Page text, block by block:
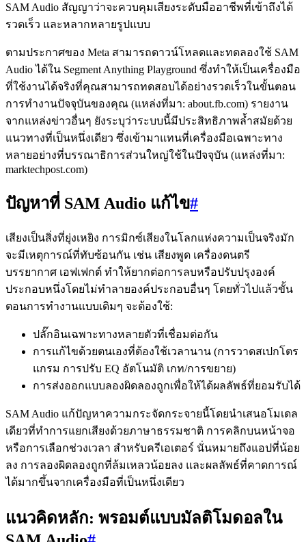
SAM Audio สัญญาว่าจะควบคุมเสียงระดับมืออาชีพที่เข้าถึงได้
รวดเร็ว และหลากหลายรูปแบบ
ตามประกาศของ Meta สามารถดาวน์โหลดและทดลองใช้ SAM
Audio ได้ใน Segment Anything Playground ซึ่งทำให้เป็นเครื่องมือ
ที่ใช้งานได้จริงที่คุณสามารถทดสอบได้อย่างรวดเร็วในขั้นตอน
การทำงานปัจจุบันของคุณ (แหล่งที่มา: about.fb.com) รายงาน
จากแหล่งข่าวอื่นๆ ยังระบุว่าระบบนี้มีประสิทธิภาพล้ำสมัยด้วย
แนวทางที่เป็นหนึ่งเดียว ซึ่งเข้ามาแทนที่เครื่องมือเฉพาะทาง
หลายอย่างที่บรรณาธิการส่วนใหญ่ใช้ในปัจจุบัน (แหล่งที่มา:
marktechpost.com)
ปัญหาที่ SAM Audio แก้ไข#
เสียงเป็นสิ่งที่ยุ่งเหยิง การมิกซ์เสียงในโลกแห่งความเป็นจริงมัก
จะมีเหตุการณ์ที่ทับซ้อนกัน เช่น เสียงพูด เครื่องดนตรี
บรรยากาศ เอฟเฟกต์ ทำให้ยากต่อการลบหรือปรับปรุงองค์
ประกอบหนึ่งโดยไม่ทำลายองค์ประกอบอื่นๆ โดยทั่วไปแล้วขั้น
ตอนการทำงานแบบเดิมๆ จะต้องใช้:
ปลั๊กอินเฉพาะทางหลายตัวที่เชื่อมต่อกัน
การแก้ไขด้วยตนเองที่ต้องใช้เวลานาน (การวาดสเปกโตร
แกรม การปรับ EQ อัตโนมัติ เกท/การขยาย)
การส่งออกแบบลองผิดลองถูกเพื่อให้ได้ผลลัพธ์ที่ยอมรับได้
SAM Audio แก้ปัญหาความกระจัดกระจายนี้โดยนำเสนอโมเดล
เดียวที่ทำการแยกเสียงด้วยภาษาธรรมชาติ การคลิกบนหน้าจอ
หรือการเลือกช่วงเวลา สำหรับครีเอเตอร์ นั่นหมายถึงแอปที่น้อย
ลง การลองผิดลองถูกที่ล้มเหลวน้อยลง และผลลัพธ์ที่คาดการณ์
ได้มากขึ้นจากเครื่องมือที่เป็นหนึ่งเดียว
แนวคิดหลัก: พรอมต์แบบมัลติโมดอลใน